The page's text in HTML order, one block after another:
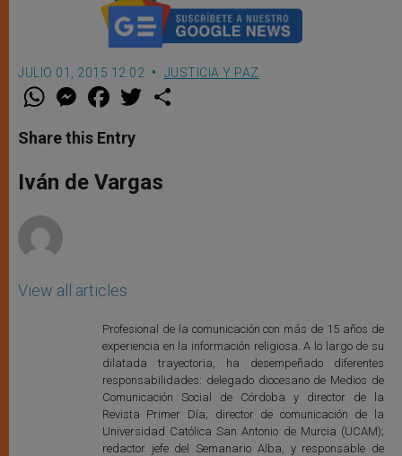
JULIO 01, 2015 12:02 JUSTICIA Y PAZ
W
t
s
p
p
M
e
s
e
g
e
F
a
e
b
o
k
w
r
Share this Entry
Iván de Vargas
View all articles
Profesional de la comunicación con más de 15 años de
experiencia en la información religiosa. A lo largo de su
dilatada trayectoria, ha desempeñado diferentes
responsabilidades: delegado diocesano de Medios de
Comunicación Social de Córdoba y director de la
Revista Primer Día; director de comunicación de la
Universidad Católica San Antonio de Murcia (UCAM);
redactor jefe del Semanario Alba, y responsable de